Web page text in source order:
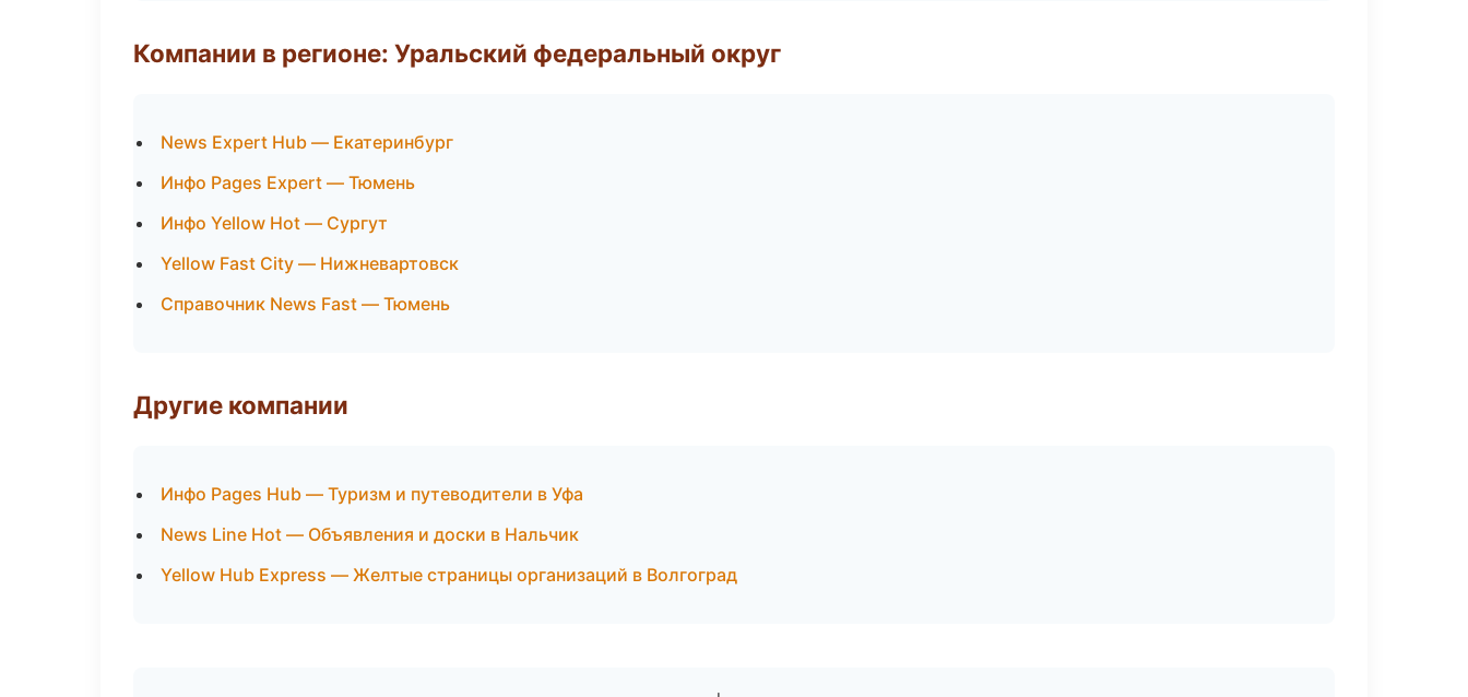
Компании в регионе: Уральский федеральный округ
News Expert Hub — Екатеринбург
Инфо Pages Expert — Тюмень
Инфо Yellow Hot — Сургут
Yellow Fast City — Нижневартовск
Справочник News Fast — Тюмень
Другие компании
Инфо Pages Hub — Туризм и путеводители в Уфа
News Line Hot — Объявления и доски в Нальчик
Yellow Hub Express — Желтые страницы организаций в Волгоград